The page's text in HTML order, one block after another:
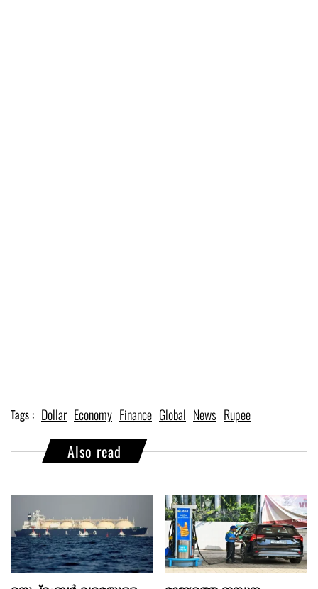
Tags : Dollar Economy Finance Global News Rupee
Also read